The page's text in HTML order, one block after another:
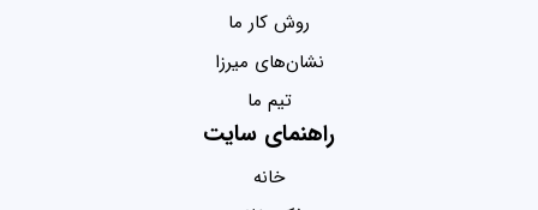
روش کار ما
نشان‌های میرزا
تیم ما
راهنمای سایت
خانه